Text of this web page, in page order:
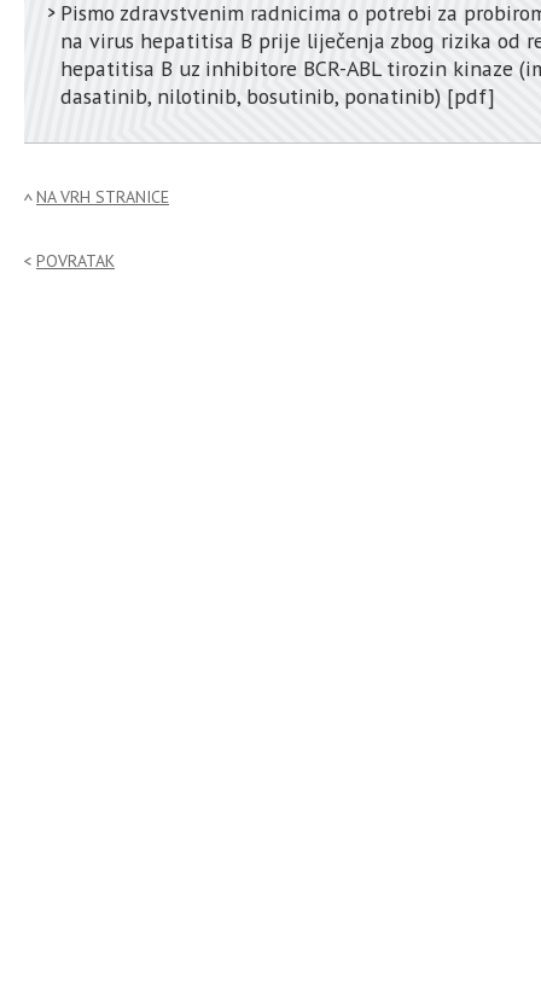
Pismo zdravstvenim radnicima o potrebi za
na virus hepatitisa B prije liječenja zbog rizika od
hepatitisa B uz inhibitore BCR-ABL tirozin kinaze
dasatinib, nilotinib, bosutinib, ponatinib) [pdf]
NA VRH STRANICE
POVRATAK